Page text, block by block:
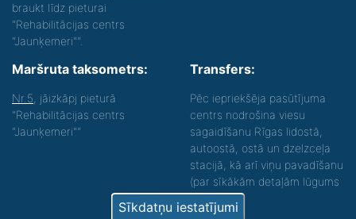
braukt līdz pieturai
"Rehabilitācijas centrs
"Jaunķemeri"".
Maršruta taksometrs:
Nr.5 , jāizkāpj pieturā
"Rehabilitācijas centrs
"Jaunķemeri""
Transfers:
Pēc iepriekšēja pasūtījuma
centrs nodrošina viesu
sagaidīšanu Rīgas lidostā,
autoostā, ostā un dzelzceļa
stacijā, kā arī viņu pavadīšanu
(par sīkākām detaļām lūgums
zvanīt).
Sīkdatņu iestatījumi